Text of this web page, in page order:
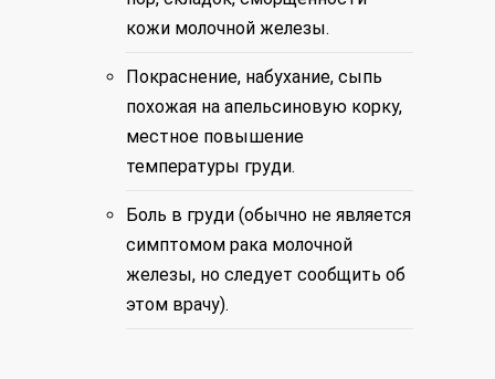
кожи молочной железы.
Покраснение, набухание, сыпь
похожая на апельсиновую корку,
местное повышение
температуры груди.
Боль в груди (обычно не является
симптомом рака молочной
железы, но следует сообщить об
этом врачу).